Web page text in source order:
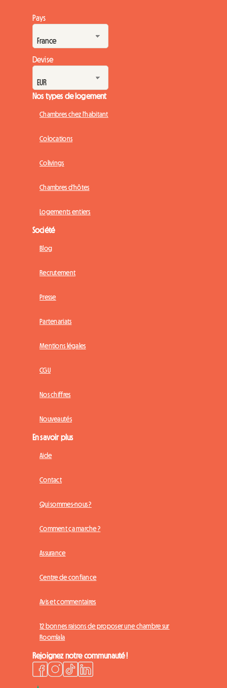
Pays
Devise
Nos types de logement
Chambres chez l'habitant
Colocations
Colivings
Chambres d'hôtes
Logements entiers
Société
Blog
Recrutement
Presse
Partenariats
Mentions légales
CGU
Nos chiffres
Nouveautés
En savoir plus
Aide
Contact
Qui sommes-nous ?
Comment ça marche ?
Assurance
Centre de confiance
Avis et commentaires
12 bonnes raisons de proposer une chambre sur
Roomlala
Rejoignez notre communauté !